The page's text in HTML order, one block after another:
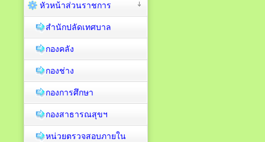
หัวหน้าส่วนราชการ
สำนักปลัดเทศบาล
กองคลัง
กองช่าง
กองการศึกษา
กองสาธารณสุขฯ
หน่วยตรวจสอบภายใน